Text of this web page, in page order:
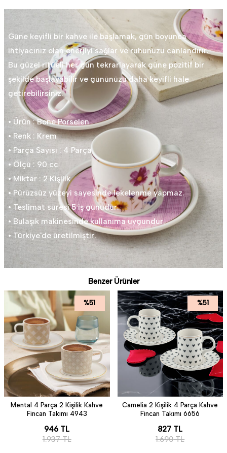
Güne keyifli bir kahve ile başlamak, gün boyunca
ihtiyacınız olan enerjiyi sağlar ve ruhunuzu canlandırır.
Bu güzel ritüeli her gün tekrarlayarak güne pozitif bir
şekilde başlayabilir ve gününüzü daha keyifli hale
getirebilirsiniz.
• Ürün : Bone Porselen
• Renk : Krem
• Parça Sayısı : 4 Parça
• Ölçü : 90 cc
• Miktar : 2 Kişilik
• Pürüzsüz yüzeyi sayesinde lekelenme yapmaz.
• Teslimat süresi 5 iş günüdür.
• Bulaşık makinesinde kullanıma uygundur.
• Türkiye'de üretilmiştir.
Benzer Ürünler
%51
Mental 4 Parça 2 Kişilik Kahve
Fincan Takımı 4943
946 TL
1.937TL
%51
Camelia 2 Kişilik 4 Parça Kahve
Fincan Takımı 6656
827 TL
1.690TL